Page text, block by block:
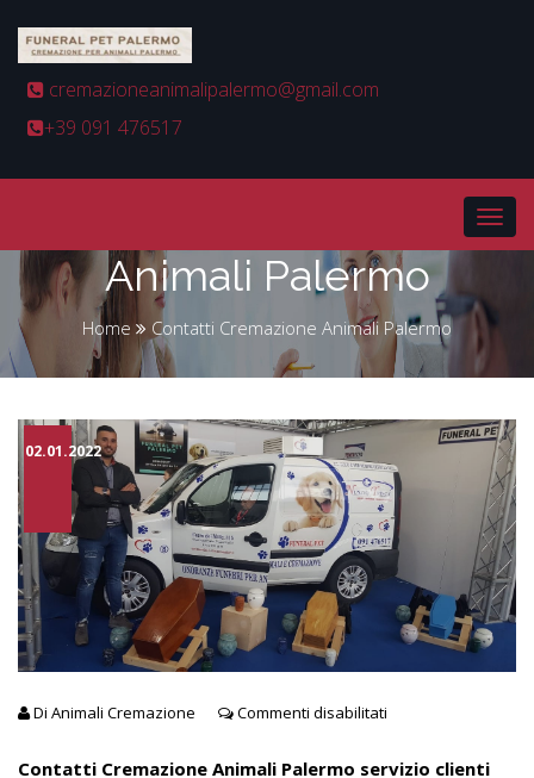
cremazioneanimalipalermo@gmail.com
+39 091 476517
Contatti Cremazione
Animali Palermo
Home Contatti Cremazione Animali Palermo
02.01.2022
Di Animali Cremazione Commenti disabilitati
Contatti Cremazione Animali Palermo servizio clienti